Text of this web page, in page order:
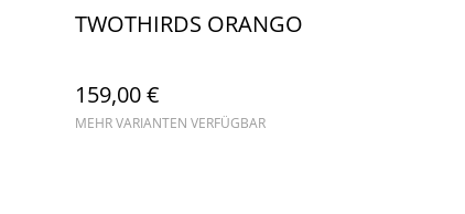
TWOTHIRDS ORANGO
159,00 €
MEHR VARIANTEN VERFÜGBAR